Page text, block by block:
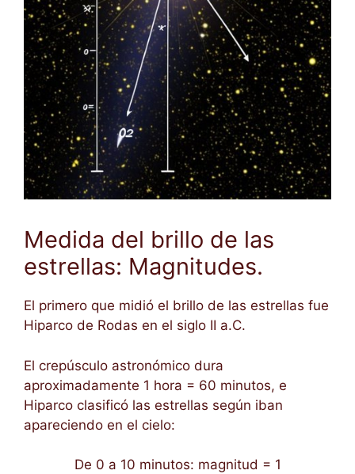
Medida del brillo de las
estrellas: Magnitudes.
El primero que midió el brillo de las estrellas fue
Hiparco de Rodas en el siglo II a.C.
El crepúsculo astronómico dura
aproximadamente 1 hora = 60 minutos, e
Hiparco clasificó las estrellas según iban
apareciendo en el cielo:
De 0 a 10 minutos: magnitud = 1